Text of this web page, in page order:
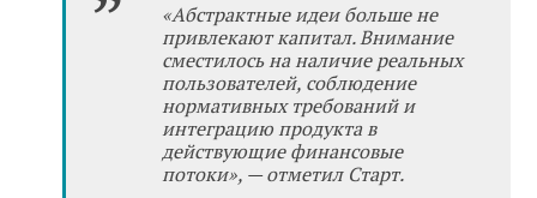
«Абстрактные идеи больше не
привлекают капитал. Внимание
сместилось на наличие реальных
пользователей, соблюдение
нормативных требований и
интеграцию продукта в
действующие финансовые
потоки», — отметил Старт.